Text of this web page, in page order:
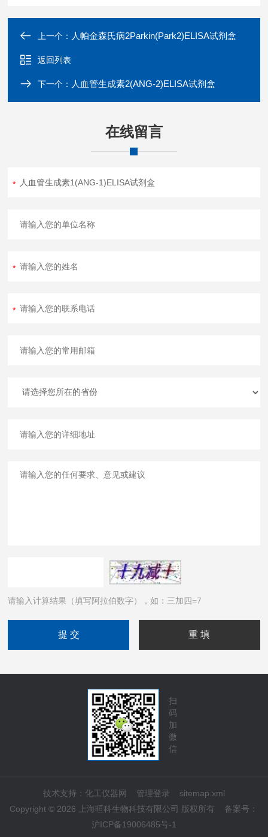
上一个： 人帕金森氏病2Parkin(Park2)ELISA试剂盒
返回列表
下一个： 人血管生成素2(ANG-2)ELISA试剂盒
在线留言
请输入计算结果（填写阿拉伯数字），如：三加四=7
扫
码
加
微
信
技术支持： 化工仪器网 管理登录
sitemap.xml
Copyright © 2026 上海晅科生物科技有限公司 版权所有 备案号：
沪ICP备19006485号-1